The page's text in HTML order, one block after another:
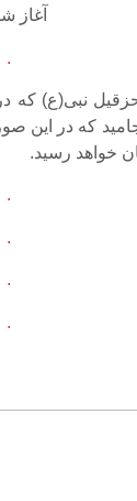
آغاز
نبی(ع) که
خواهد رسید.